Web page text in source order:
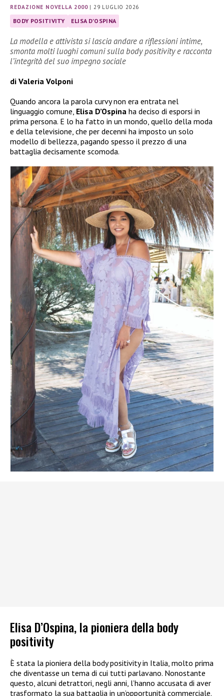
REDAZIONE NOVELLA 2000|29 LUGLIO 2026
BODY POSITIVITY ELISA D'OSPINA
La modella e attivista si lascia andare a riflessioni intime,
smonta molti luoghi comuni sulla body positivity e racconta
l’integrità del suo impegno sociale
di Valeria Volponi
Quando ancora la parola curvy non era entrata nel
linguaggio comune, Elisa D’Ospina ha deciso di esporsi in
prima persona. E lo ha fatto in un mondo, quello della moda
e della televisione, che per decenni ha imposto un solo
modello di bellezza, pagando spesso il prezzo di una
battaglia decisamente scomoda.
Elisa D’Ospina, la pioniera della body
positivity
È stata la pioniera della body positivity in Italia, molto prima
che diventasse un tema di cui tutti parlavano. Nonostante
questo, alcuni detrattori, negli anni, l’hanno accusata di aver
trasformato la sua battaglia in un’opportunità commerciale.